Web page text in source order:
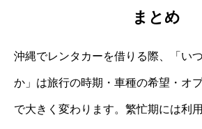
まとめ
沖縄でレンタカーを借りる際、「い
か」は旅行の時期・車種の希望・オ
で大きく変わります。繁忙期には利